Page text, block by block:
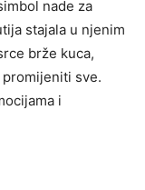
nade za
stajala u njenim
brže kuca,
sve.
i